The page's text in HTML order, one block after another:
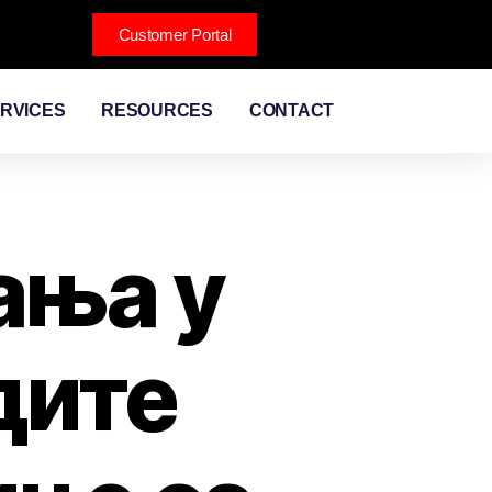
Customer Portal
RESOURCES CONTACT
у